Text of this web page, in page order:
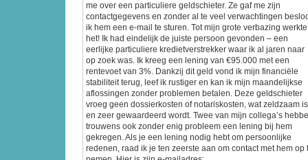
me over een particuliere geldschieter. Ze gaf me zijn
contactgegevens en zonder al te veel verwachtingen
ik hem een e-mail te sturen. Tot mijn grote verbazing werkte
het! Ik had eindelijk de juiste persoon gevonden – een
eerlijke particuliere kredietverstrekker waar ik al jaren naar
op zoek was. Ik kreeg een lening van €95.000 met een
rentevoet van 3%. Dankzij dit geld vond ik mijn financiële
stabiliteit terug, leef ik rustiger en kan ik mijn maandelijkse
aflossingen zonder problemen betalen. Deze geldschieter
vroeg geen dossierkosten of notariskosten, wat zeldzaam is
en zeer gewaardeerd wordt. Twee van mijn collega’s
trouwens ook zonder enig probleem een lening bij hem
gekregen. Als je een lening nodig hebt om persoonlijke
redenen, raad ik je ten zeerste aan om contact met hem op